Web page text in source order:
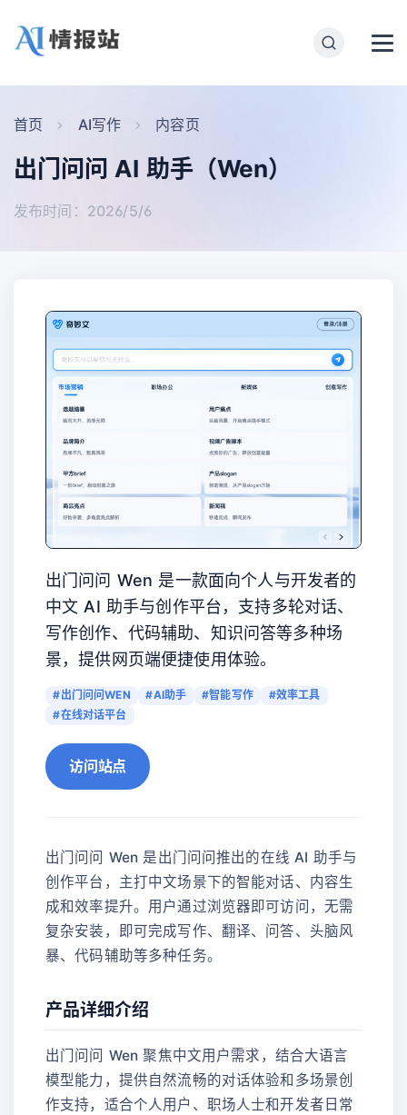
首页 AI写作 内容页
出门问问 AI 助手（Wen）
发布时间：2026/5/6
出门问问 Wen 是一款面向个人与开发者的
中文 AI 助手与创作平台，支持多轮对话、
写作创作、代码辅助、知识问答等多种场
景，提供网页端便捷使用体验。
#出门问问WEN #AI助手 #智能写作
#效率工具
#在线对话平台
访问站点
出门问问 Wen 是出门问问推出的在线 AI 助手与
创作平台，主打中文场景下的智能对话、内容生
成和效率提升。用户通过浏览器即可访问，无需
复杂安装，即可完成写作、翻译、问答、头脑风
暴、代码辅助等多种任务。
产品详细介绍
出门问问 Wen 聚焦中文用户需求，结合大语言
模型能力，提供自然流畅的对话体验和多场景创
作支持，适合个人用户、职场人士和开发者日常